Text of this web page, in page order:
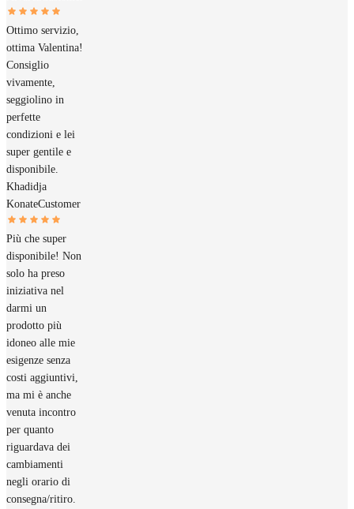
Ottimo servizio,
ottima Valentina!
Consiglio
vivamente,
seggiolino in
perfette
condizioni e lei
super gentile e
disponibile.
Khadidja
KonateCustomer
Più che super
disponibile! Non
solo ha preso
iniziativa nel
darmi un
prodotto più
idoneo alle mie
esigenze senza
costi aggiuntivi,
ma mi è anche
venuta incontro
per quanto
riguardava dei
cambiamenti
negli orario di
consegna/ritiro.